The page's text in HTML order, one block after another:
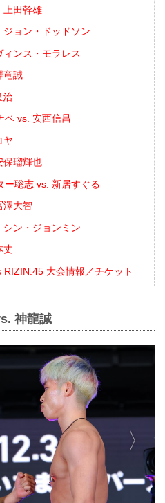
上田幹雄
ョン・ドッドソン
ンス・モラレス
竜誠
治
ベ vs. 安西信昌
ヤ
保瑠輝也
ー聡志 vs. 新居すぐる
澤大智
ン・ジョンミン
丈
大会情報／チケット
神龍誠